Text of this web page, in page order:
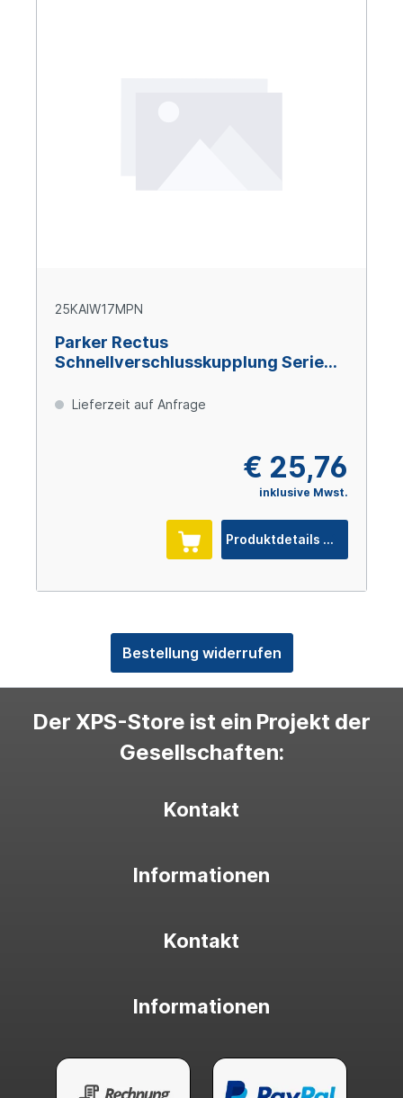
25KAIW17MPN
Parker Rectus
Schnellverschlusskupplung Serie
vernickelt
Lieferzeit auf Anfrage
€ 25,76
inklusive Mwst.
Produktdetails
Bestellung widerrufen
Der XPS-Store ist ein Projekt der
Gesellschaften:
Kontakt
Informationen
Kontakt
Informationen